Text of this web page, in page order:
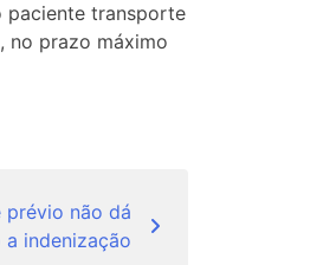
paciente transporte
no prazo máximo
prévio não dá
indenização